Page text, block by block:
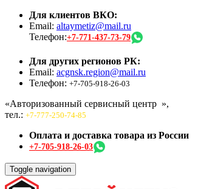
Для клиентов ВКО:
Email: altaymetiz@mail.ru
Телефон:+7-771-437-73-79
Для других регионов РК:
Email: acgnsk.region@mail.ru
Телефон: +7-705-918-26-03
«Авторизованный сервисный центр »,
тел.: +7-777-250-74-85
Оплата и доставка товара из России
+7-705-918-26-03
Toggle navigation